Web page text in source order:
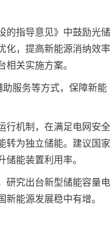
指导意见》中鼓励光储
化，提高新能源消纳效率
关实施方案。
服务等方式，保障新能
机制，在满足电网安全
转为独立储能。建议国家
能装置利用率。
究出台新型储能容量电
能源发展稳中有增。